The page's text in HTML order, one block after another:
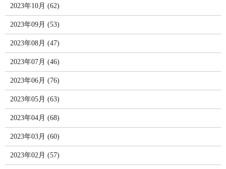
2023年10月 (62)
2023年09月 (53)
2023年08月 (47)
2023年07月 (46)
2023年06月 (76)
2023年05月 (63)
2023年04月 (68)
2023年03月 (60)
2023年02月 (57)